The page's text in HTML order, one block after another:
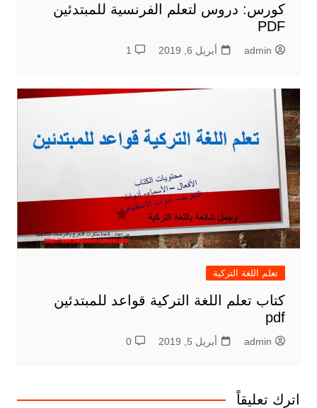
كورس: دروس لتعلم الفرنسية للمبتدئين
PDF
admin أبريل 6, 2019 1
تعلم اللغة التركية
كتاب تعلم اللغة التركية قواعد للمبتدئين
pdf
admin أبريل 5, 2019 0
اترك تعليقاً